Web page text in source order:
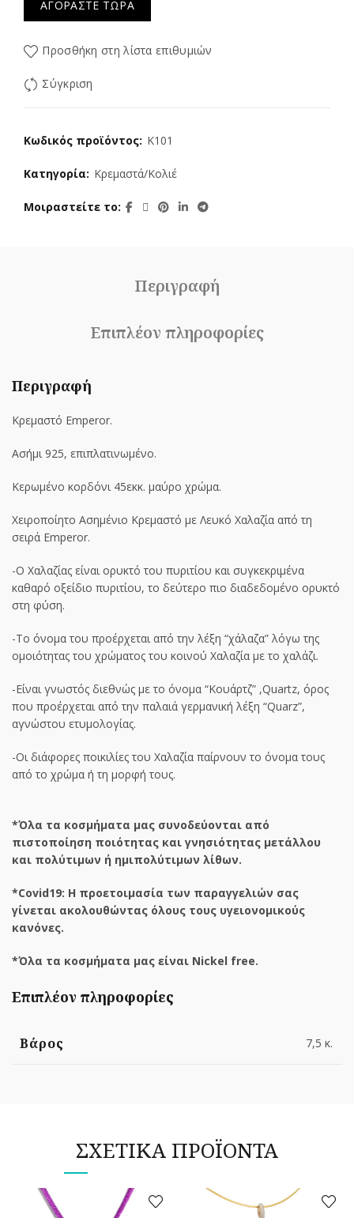
ΑΓΟΡΆΣΤΕ ΤΏΡΑ
Προσθήκη στη λίστα επιθυμιών
Σύγκριση
Κωδικός προϊόντος: K101
Κατηγορία: Κρεμαστά/Κολιέ
Μοιραστείτε το
Περιγραφή
Επιπλέον πληροφορίες
Περιγραφή
Κρεμαστό Emperor.
Ασήμι 925, επιπλατινωμένo.
Κερωμένο κορδόνι 45εκκ. μαύρο χρώμα.
Χειροποίητο Ασημένιο Κρεμαστό με Λευκό Χαλαζία από τη
σειρά Emperor.
-Ο Χαλαζίας είναι ορυκτό του πυριτίου και συγκεκριμένα
καθαρό οξείδιο πυριτίου, το δεύτερο πιο διαδεδομένο ορυκτό
στη φύση.
-Το όνομα του προέρχεται από την λέξη “χάλαζα” λόγω της
ομοιότητας του χρώματος του κοινού Χαλαζία με το χαλάζι.
-Είναι γνωστός διεθνώς με το όνομα “Κουάρτζ” ,Quartz, όρος
που προέρχεται από την παλαιά γερμανική λέξη “Quarz”,
αγνώστου ετυμολογίας.
-Οι διάφορες ποικιλίες του Χαλαζία παίρνουν το όνομα τους
από το χρώμα ή τη μορφή τους.
*Όλα τα κοσμήματα μας συνοδεύονται από
πιστοποίηση ποιότητας και γνησιότητας μετάλλου
και πολύτιμων ή ημιπολύτιμων λίθων.
*Covid19: Η προετοιμασία των παραγγελιών σας
γίνεται ακολουθώντας όλους τους υγειονομικούς
κανόνες.
*Όλα τα κοσμήματα μας είναι Nickel free.
Επιπλέον πληροφορίες
Βάρος 7,5 κ.
ΣΧΕΤΙΚΆ ΠΡΟΪΌΝΤΑ